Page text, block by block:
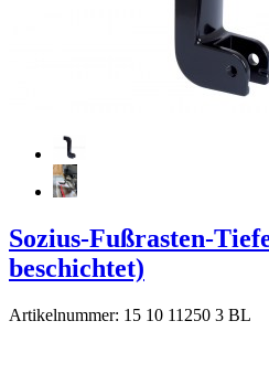
Sozius-Fußrasten-
beschichtet)
Artikelnummer: 15 10 11250 3 BL